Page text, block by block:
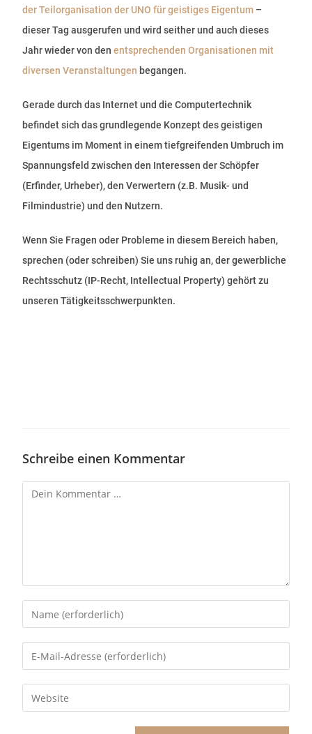
der Teilorganisation der UNO für geistiges Eigentum –
dieser Tag ausgerufen und wird seither und auch dieses
Jahr wieder von denentsprechenden Organisationen mit
diversen Veranstaltungen begangen.
Gerade durch das Internet und die Computertechnik
befindet sich das grundlegende Konzept des geistigen
Eigentums im Moment in einem tiefgreifenden Umbruch im
Spannungsfeld zwischen den Interessen der Schöpfer
(Erfinder, Urheber), den Verwertern (z.B. Musik- und
Filmindustrie) und den Nutzern.
Wenn Sie Fragen oder Probleme in diesem Bereich haben,
sprechen (oder schreiben) Sie uns ruhig an, der gewerbliche
Rechtsschutz (IP-Recht, Intellectual Property) gehört zu
unseren Tätigkeitsschwerpunkten.
Schreibe einen Kommentar